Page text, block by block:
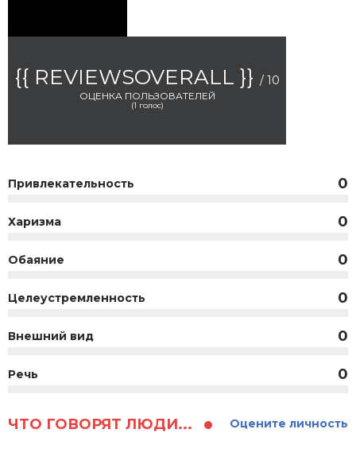
{{ REVIEWSOVERALL }} / 10
ОЦЕНКА ПОЛЬЗОВАТЕЛЕЙ
(1 голос)
Привлекательность 0
Харизма 0
Обаяние 0
Целеустремленность 0
Внешний вид 0
Речь 0
ЧТО ГОВОРЯТ ЛЮДИ... Оцените личность